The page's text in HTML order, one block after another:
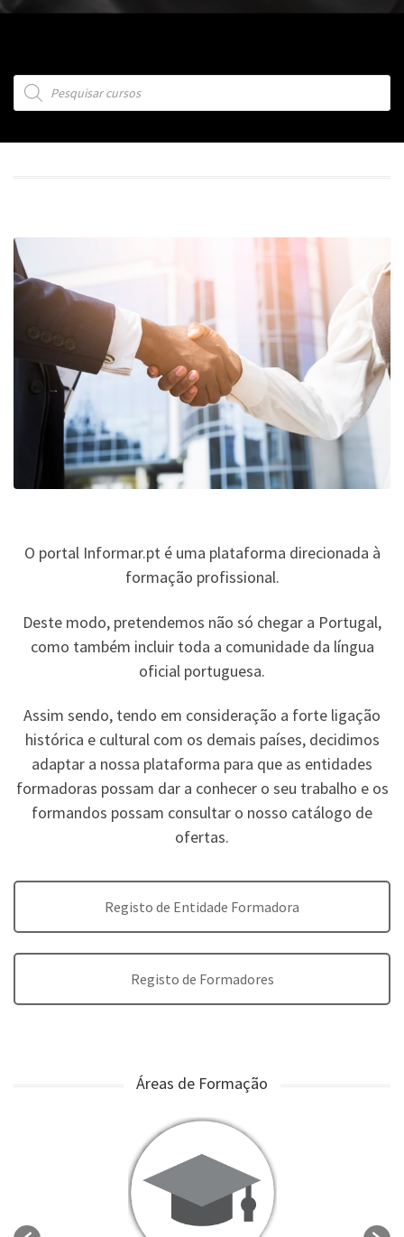
Products search
O portal Informar.pt é uma plataforma direcionada à
formação profissional.
Deste modo, pretendemos não só chegar a Portugal,
como também incluir toda a comunidade da língua
oficial portuguesa.
Assim sendo, tendo em consideração a forte ligação
histórica e cultural com os demais países, decidimos
adaptar a nossa plataforma para que as entidades
formadoras possam dar a conhecer o seu trabalho e os
formandos possam consultar o nosso catálogo de
ofertas.
Registo de Entidade Formadora
Registo de Formadores
Áreas de Formação